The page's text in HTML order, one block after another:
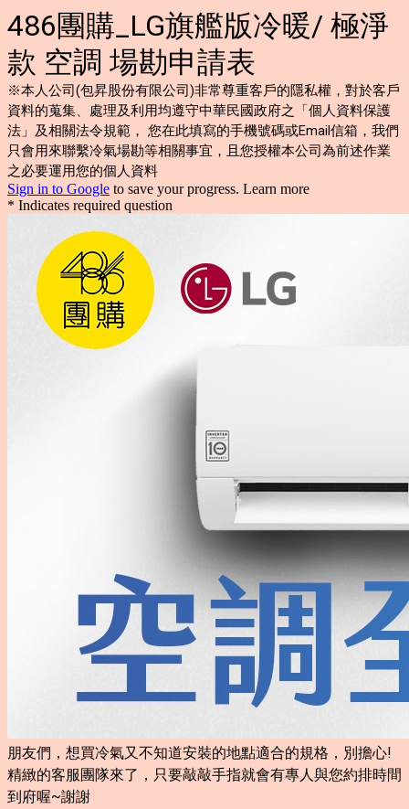
486團購_LG旗艦版冷暖/ 極淨
款 空調 場勘申請表
※本人公司(包昇股份有限公司)非常尊重客戶的隱私權，對於客戶
資料的蒐集、處理及利用均遵守中華民國政府之「個人資料保護
法」及相關法令規範， 您在此填寫的手機號碼或Email信箱，我們
只會用來聯繫冷氣場勘等相關事宜，且您授權本公司為前述作業
之必要運用您的個人資料
Sign in to Google to save your progress. Learn more
* Indicates required question
朋友們，想買冷氣又不知道安裝的地點適合的規格，別擔心!
精緻的客服團隊來了，只要敲敲手指就會有專人與您約排時間
到府喔~謝謝